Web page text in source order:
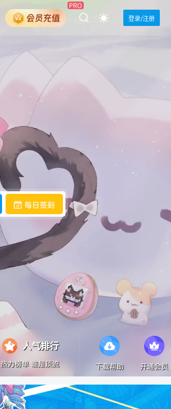
PRO
登录/注册
人气排行
热力榜单 谁是顶流 下载帮助 开通会员
每日签到